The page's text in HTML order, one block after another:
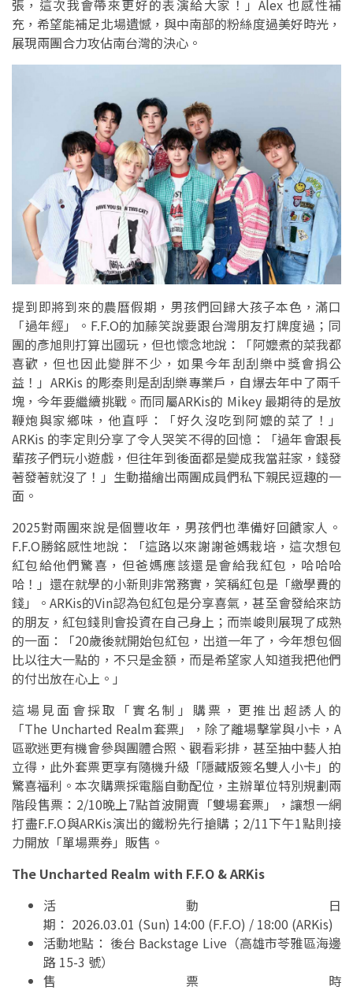
張，這次我會帶來更好的表演給大家！」Alex 也感性補
充，希望能補足北場遺憾，與中南部的粉絲度過美好時光，
展現兩團合力攻佔南台灣的決心。
提到即將到來的農曆假期，男孩們回歸大孩子本色，滿口
「過年經」。F.F.O的加藤笑說要跟台灣朋友打牌度過；同
團的彥旭則打算出國玩，但也懷念地說：「阿嬤煮的菜我都
喜歡，但也因此變胖不少，如果今年刮刮樂中獎會捐公
益！」ARKis 的彫秦則是刮刮樂專業戶，自爆去年中了兩千
塊，今年要繼續挑戰。而同屬ARKis的 Mikey 最期待的是放
鞭炮與家鄉味，他直呼：「好久沒吃到阿嬤的菜了！」
ARKis 的李定則分享了令人哭笑不得的回憶：「過年會跟長
輩孩子們玩小遊戲，但往年到後面都是變成我當莊家，錢發
著發著就沒了！」生動描繪出兩團成員們私下親民逗趣的一
面。
2025對兩團來說是個豐收年，男孩們也準備好回饋家人。
F.F.O勝銘感性地說：「這路以來謝謝爸媽栽培，這次想包
紅包給他們驚喜，但爸媽應該還是會給我紅包，哈哈哈
哈！」還在就學的小新則非常務實，笑稱紅包是「繳學費的
錢」。ARKis的Vin認為包紅包是分享喜氣，甚至會發給來訪
的朋友，紅包錢則會投資在自己身上；而崇峻則展現了成熟
的一面：「20歲後就開始包紅包，出道一年了，今年想包個
比以往大一點的，不只是金額，而是希望家人知道我把他們
的付出放在心上。」
這場見面會採取「實名制」購票，更推出超誘人的
「The Uncharted Realm套票」，除了離場擊掌與小卡，A
區歌迷更有機會參與團體合照、觀看彩排，甚至抽中藝人拍
立得，此外套票更享有隨機升級「隱藏版簽名雙人小卡」的
驚喜福利。本次購票採電腦自動配位，主辦單位特別規劃兩
階段售票：2/10晚上7點首波開賣「雙場套票」，讓想一網
打盡F.F.O與ARKis演出的鐵粉先行搶購；2/11下午1點則接
力開放「單場票券」販售。
The Uncharted Realm with F.F.O & ARKis
活動日
期： 2026.03.01 (Sun) 14:00 (F.F.O) / 18:00 (ARKis)
活動地點： 後台 Backstage Live（高雄市苓雅區海邊
路 15-3 號）
售票時